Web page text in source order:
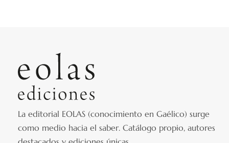
La editorial EOLAS (conocimiento en Gaélico) surge
como medio hacia el saber.Catálogo propio, autores